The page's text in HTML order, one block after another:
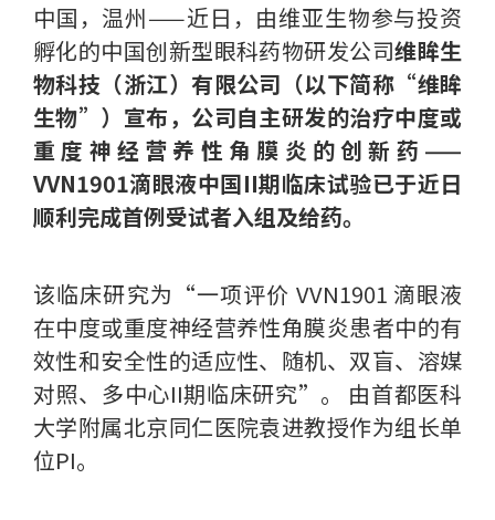
中国，温州——近日，由维亚生物参与投资
孵化的中国创新型眼科药物研发公司维眸生
物科技（浙江）有限公司（以下简称“维眸
生物”）宣布，公司自主研发的治疗中度或
重度神经营养性角膜炎的创新药——
VVN1901滴眼液中国II期临床试验已于近日
顺利完成首例受试者入组及给药。
该临床研究为“一项评价 VVN1901 滴眼液
在中度或重度神经营养性角膜炎患者中的有
效性和安全性的适应性、随机、双盲、溶媒
对照、多中心II期临床研究”。 由首都医科
大学附属北京同仁医院袁进教授作为组长单
位PI。